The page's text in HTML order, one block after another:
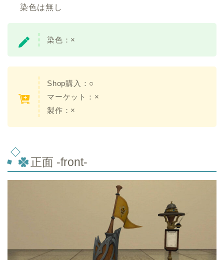
染色は無し
染色：×
Shop購入：○
マーケット：×
製作：×
正面 -front-